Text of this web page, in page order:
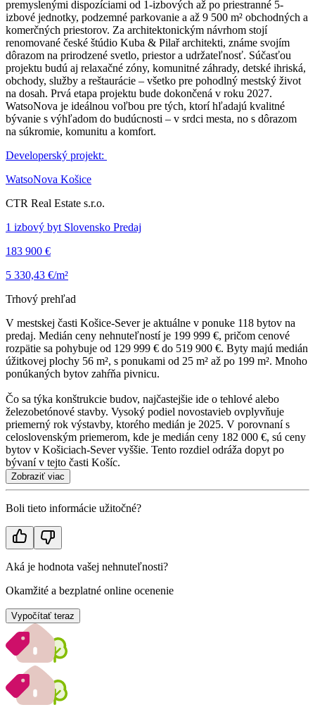
premyslenými dispozíciami od 1-izbových až po priestranné 5-
izbové jednotky, podzemné parkovanie a až 9 500 m² obchodných a
komerčných priestorov. Za architektonickým návrhom stojí
renomované české štúdio Kuba & Pilař architekti, známe svojím
dôrazom na prirodzené svetlo, priestor a udržateľnosť. Súčasťou
projektu budú aj relaxačné zóny, komunitné záhrady, detské ihriská,
obchody, služby a reštaurácie – všetko pre pohodlný mestský život
na dosah. Prvá etapa projektu bude dokončená v roku 2027.
WatsoNova je ideálnou voľbou pre tých, ktorí hľadajú kvalitné
bývanie s výhľadom do budúcnosti – v srdci mesta, no s dôrazom
na súkromie, komunitu a komfort.
Developerský projekt:
WatsoNova Košice
CTR Real Estate s.r.o.
1 izbový byt Slovensko Predaj
183 900 €
5 330,43 €/m²
Trhový prehľad
V mestskej časti Košice-Sever je aktuálne v ponuke 118 bytov na
predaj. Medián ceny nehnuteľností je 199 999 €, pričom cenové
rozpätie sa pohybuje od 129 999 € do 519 900 €. Byty majú medián
úžitkovej plochy 56 m², s ponukami od 25 m² až po 199 m². Mnoho
ponúkaných bytov zahŕňa pivnicu.
Čo sa týka konštrukcie budov, najčastejšie ide o tehlové alebo
železobetónové stavby. Vysoký podiel novostavieb ovplyvňuje
priemerný rok výstavby, ktorého medián je 2025. V porovnaní s
celoslovenským priemerom, kde je medián ceny 182 000 €, sú ceny
bytov v Košiciach-Sever vyššie. Tento rozdiel odráža dopyt po
bývaní v tejto časti Košíc.
Zobraziť viac
Boli tieto informácie užitočné?
Aká je hodnota vašej nehnuteľnosti?
Okamžité a bezplatné online ocenenie
Vypočítať teraz